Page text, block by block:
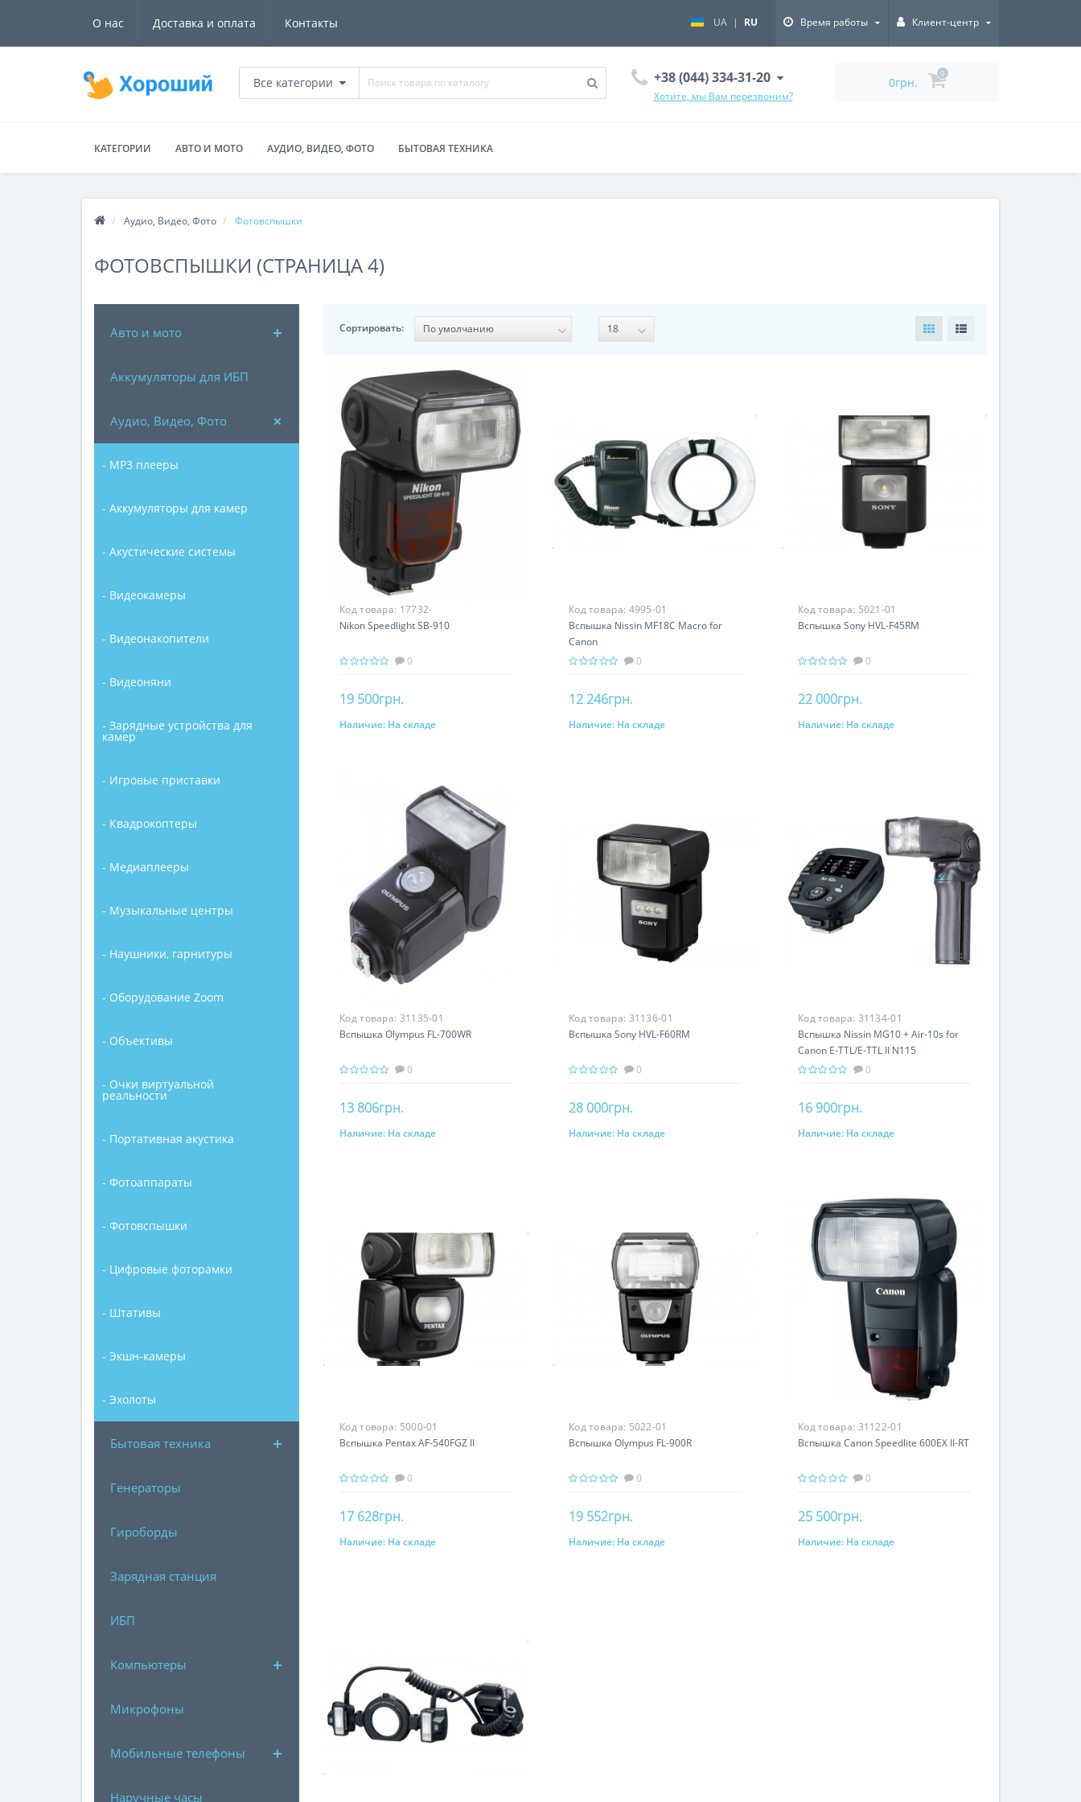
О нас Доставка и оплата Контакты UA | RU Время работы Клиент-центр
Все категории +38 (044) 334-31-20
Хотите, мы Вам перезвоним?
0грн.
0
КАТЕГОРИИ АВТО И МОТО АУДИО, ВИДЕО, ФОТО БЫТОВАЯ ТЕХНИКА
Аудио, Видео, Фото Фотовспышки
ФОТОВСПЫШКИ (СТРАНИЦА 4)
Авто и мото
Аккумуляторы для ИБП
Аудио, Видео, Фото
- MP3 плееры
- Аккумуляторы для камер
- Акустические системы
- Видеокамеры
- Видеонакопители
- Видеоняни
- Зарядные устройства для
камер
- Игровые приставки
- Квадрокоптеры
- Медиаплееры
- Музыкальные центры
- Наушники, гарнитуры
- Оборудование Zoom
- Объективы
- Очки виртуальной
реальности
- Портативная акустика
- Фотоаппараты
- Фотовспышки
- Цифровые фоторамки
- Штативы
- Экшн-камеры
- Эхолоты
Бытовая техника
Генераторы
Гироборды
Зарядная станция
ИБП
Компьютеры
Микрофоны
Мобильные телефоны
Наручные часы
Сортировать:
Код товара: 17732-
Nikon Speedlight SB-910
0
19 500грн.
В корзину
Наличие: На складе
Код товара: 4995-01
Вспышка Nissin MF18C Macro for
Canon
0
12 246грн.
В корзину
Наличие: На складе
Код товара: 5021-01
Вспышка Sony HVL-F45RM
0
22 000грн.
В корзину
Наличие: На складе
Код товара: 31135-01
Вспышка Olympus FL-700WR
0
13 806грн.
В корзину
Наличие: На складе
Код товара: 31136-01
Вспышка Sony HVL-F60RM
0
28 000грн.
В корзину
Наличие: На складе
Код товара: 31134-01
Вспышка Nissin MG10 + Air-10s for
Canon E-TTL/E-TTL II N115
0
16 900грн.
В корзину
Наличие: На складе
Код товара: 5000-01
Вспышка Pentax AF-540FGZ II
0
17 628грн.
В корзину
Наличие: На складе
Код товара: 5022-01
Вспышка Olympus FL-900R
0
19 552грн.
В корзину
Наличие: На складе
Код товара: 31122-01
Вспышка Canon Speedlite 600EX II-RT
0
25 500грн.
В корзину
Наличие: На складе